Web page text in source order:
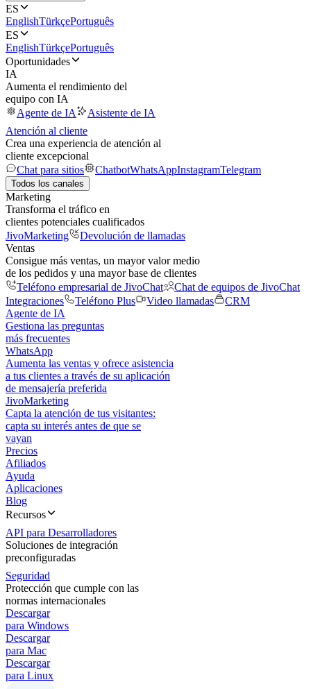
ES
EnglishTürkçePortuguês
ES
EnglishTürkçePortuguês
Oportunidades
IA
Aumenta el rendimiento del
equipo con IA
Agente de IA
Asistente de IA
Atención al cliente
Crea una experiencia de atención al
cliente excepcional
Chat para sitios
ChatbotWhatsAppInstagramTelegram
Todos los canales
Marketing
Transforma el tráfico en
clientes potenciales cualificados
JivoMarketing
Devolución de llamadas
Ventas
Consigue más ventas, un mayor valor medio
de los pedidos y una mayor base de clientes
Teléfono empresarial de JivoChat
Chat de equipos de JivoChat
Integraciones
Teléfono Plus Video llamadas
CRM
Agente de IA
Gestiona las preguntas
más frecuentes
WhatsApp
Aumenta las ventas y ofrece asistencia
a tus clientes a través de su aplicación
de mensajería preferida
JivoMarketing
Capta la atención de tus visitantes:
capta su interés antes de que se
vayan
Precios
Afiliados
Ayuda
Aplicaciones
Blog
Recursos
API para Desarrolladores
Soluciones de integración
preconfiguradas
Seguridad
Protección que cumple con las
normas internacionales
Descargar
para Windows
Descargar
para Mac
Descargar
para Linux